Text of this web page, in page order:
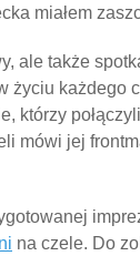
miałem
ale także
każdego
którzy
mówi jej
na czele. Do